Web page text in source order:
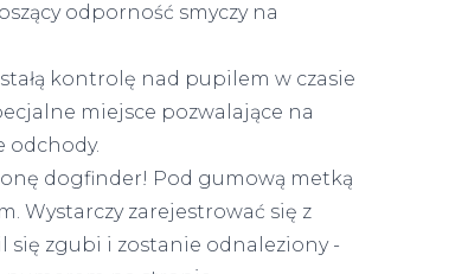
odporność smyczy na
kontrolę nad pupilem w czasie
miejsce pozwalające na
odchody.
dogfinder! Pod gumową metką
Wystarczy zarejestrować się z
się zgubi i zostanie odnaleziony -